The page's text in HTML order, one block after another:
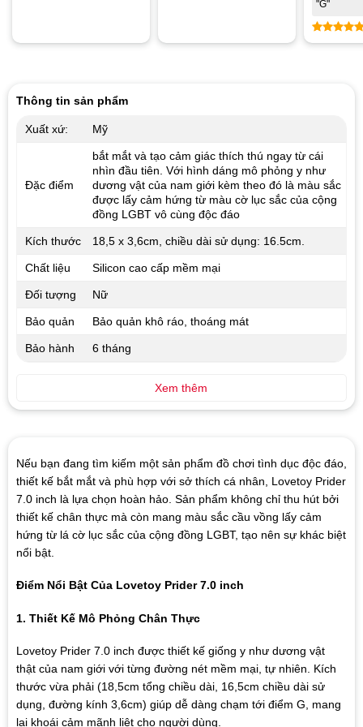
Được
"G"
Nếu bạn đang tìm kiếm một sản phẩm đồ chơi tình dục độc đáo,
thiết kế bắt mắt và phù hợp với sở thích cá nhân, Lovetoy Prider
7.0 inch là lựa chọn hoàn hảo. Sản phẩm không chỉ thu hút bởi
thiết kế chân thực mà còn mang màu sắc cầu vồng lấy cảm
hứng từ lá cờ lục sắc của cộng đồng LGBT, tạo nên sự khác biệt
nổi bật.
Điểm Nổi Bật Của Lovetoy Prider 7.0 inch
1. Thiết Kế Mô Phỏng Chân Thực
Lovetoy Prider 7.0 inch được thiết kế giống y như dương vật
thật của nam giới với từng đường nét mềm mại, tự nhiên. Kích
thước vừa phải (18,5cm tổng chiều dài, 16,5cm chiều dài sử
dụng, đường kính 3,6cm) giúp dễ dàng chạm tới điểm G, mang
lại khoái cảm mãnh liệt cho người dùng.
Thông tin sản phẩm
Xuất xứ: Mỹ
Đặc điểm
bắt mắt và tạo cảm giác thích thú ngay từ cái
nhìn đầu tiên. Với hình dáng mô phỏng y như
dương vật của nam giới kèm theo đó là màu sắc
được lấy cảm hứng từ màu cờ lục sắc của cộng
đồng LGBT vô cùng độc đáo
Kích thước 18,5x 3,6cm, chiều dài sử dụng: 16.5cm.
Chất liệu Silicon cao cấp mềm mại
Đối tượng Nữ
Bảo quản Bảo quản khô ráo, thoáng mát
Bảo hành 6 tháng
Xem thêm